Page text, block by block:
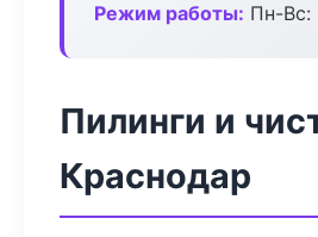
Режим работы: Пн-Вс:
Пилинги и
Краснодар